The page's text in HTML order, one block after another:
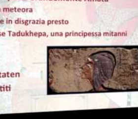
intercorre fra la morte di
1334 a.C.) e l'accessione
(1306-1292 a.C.) è
della storia egiziana,
da una successione di
regni effimeri, un sovrano
ittita assassinato,
dell'impero egiziano
una pestilenza. Le fonti
dalla damnatio
ha colpito i re dell'epoca
integrate con successo da